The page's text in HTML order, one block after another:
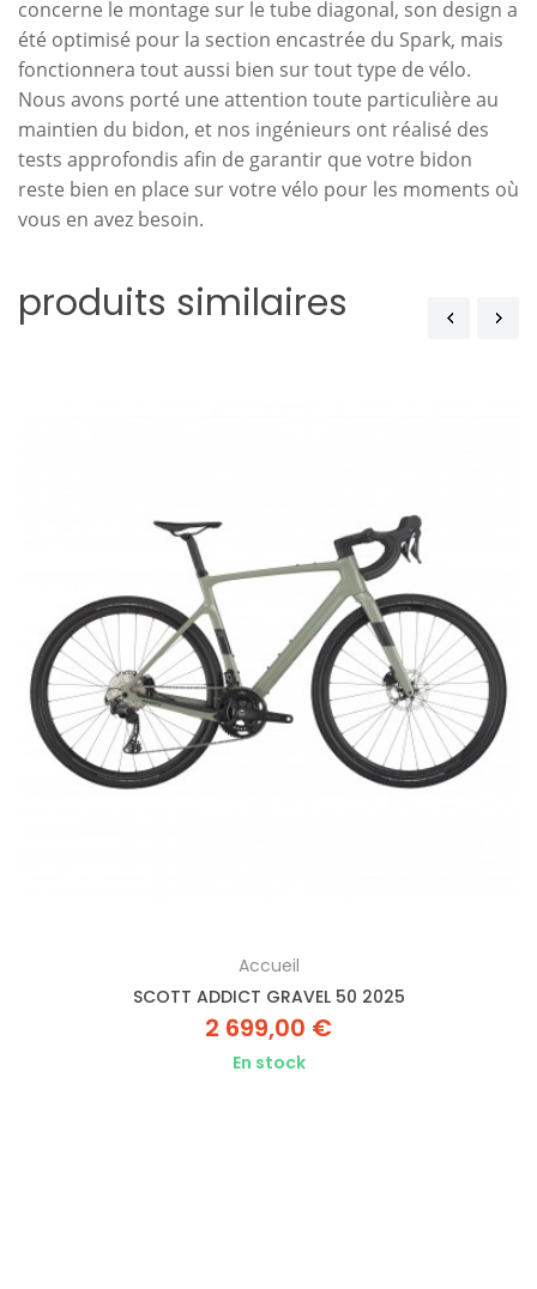
concerne le montage sur le tube diagonal, son design a
été optimisé pour la section encastrée du Spark, mais
fonctionnera tout aussi bien sur tout type de vélo.
Nous avons porté une attention toute particulière au
maintien du bidon, et nos ingénieurs ont réalisé des
tests approfondis afin de garantir que votre bidon
reste bien en place sur votre vélo pour les moments où
vous en avez besoin.
produits similaires
Accueil
SCOTT ADDICT GRAVEL 50 2025
2 699,00 €
En stock